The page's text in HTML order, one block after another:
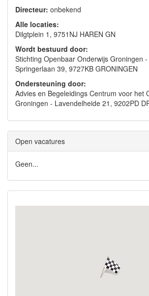
Directeur: onbekend
Alle locaties:
Dilgtplein 1, 9751NJ HAREN GN
Wordt bestuurd door:
Stichting Openbaar Onderwijs Groningen
Springerlaan 39, 9727KB GRONINGEN
Ondersteuning door:
Advies en Begeleidings Centrum voor het
Groningen - Lavendelheide 21, 9202PD
Open vacatures
Geen...